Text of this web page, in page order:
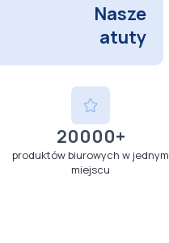
Nasze
atuty
20000+
produktów biurowych w jednym
miejscu